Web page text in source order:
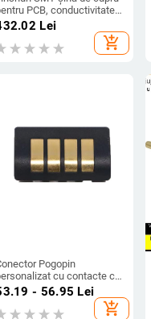
PCB, conductivitate
sudură prin spot
piese de contact
stampate
Lei
add_shopping_cart
Pogopin
cu contacte cu
suport pentru
și încărcător pentru
- 56.95 Lei
add_shopping_cart